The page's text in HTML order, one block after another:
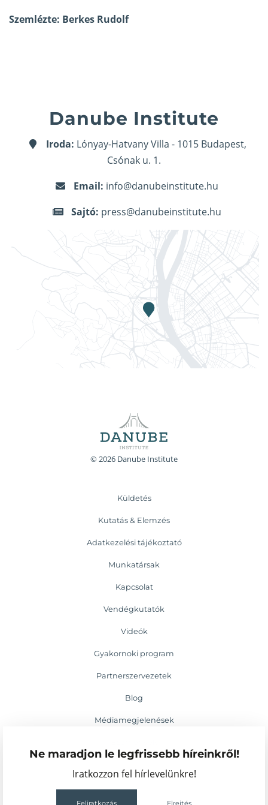
Ne maradjon le legfrissebb híreinkről!
Iratkozzon fel hírlevelünkre!
Feliratkozás Elrejtés
Szemlézte: Berkes Rudolf
Danube Institute
Iroda: Lónyay-Hatvany Villa - 1015 Budapest,
Csónak u. 1.
Email: info@danubeinstitute.hu
Sajtó: press@danubeinstitute.hu
© 2026 Danube Institute
Küldetés
Kutatás & Elemzés
Adatkezelési tájékoztató
Munkatársak
Kapcsolat
Vendégkutatók
Videók
Gyakornoki program
Partnerszervezetek
Blog
Médiamegjelenések